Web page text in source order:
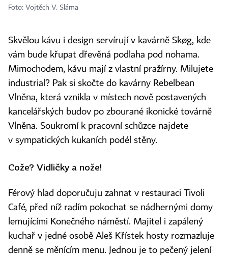
Foto: Vojtěch V. Sláma
Skvělou kávu i design servírují v kavárně Skøg, kde
vám bude křupat dřevěná podlaha pod nohama.
Mimochodem, kávu mají z vlastní pražírny. Milujete
industrial? Pak si skočte do kavárny Rebelbean
Vlněna, která vznikla v místech nově postavených
kancelářských budov po zbourané ikonické továrně
Vlněna. Soukromí k pracovní schůzce najdete
v sympatických kukaních podél stěny.
Cože? Vidličky a nože!
Férový hlad doporučuju zahnat v restauraci Tivoli
Café, před níž radím pokochat se nádhernými domy
lemujícími Konečného náměstí. Majitel i zapálený
kuchař v jedné osobě Aleš Křístek hosty rozmazluje
denně se měnícím menu. Jednou je to pečený jelení